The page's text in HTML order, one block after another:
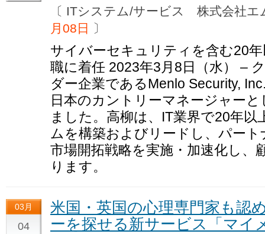
〔 ITシステム/サービス 株式会社
月08日
〕
サイバーセキュリティを含む20
職に着任 2023年3月8日（水） –
ダー企業であるMenlo Security,
日本のカントリーマネージャー
ました。高柳は、IT業界で20年
ムを構築およびリードし、パー
市場開拓戦略を実施・加速化し、
ります。
03月
04
米国・英国の心理専門家も認
ーを探せる新サービス「マイ